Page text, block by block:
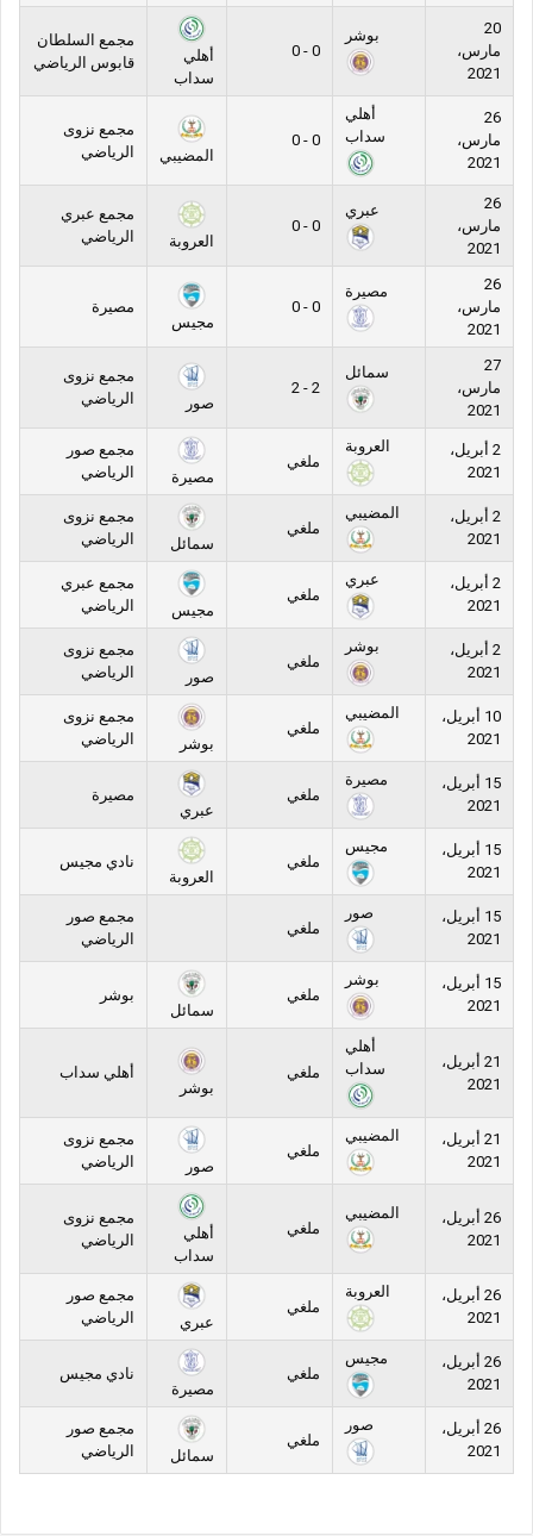
20
مارس،
2021
بوشر
0 - 0
أهلي
سداب
مجمع السلطان
قابوس الرياضي
26
مارس،
2021
أهلي
سداب
0 - 0
المضيبي
مجمع نزوى
الرياضي
26
مارس،
2021
عبري
0 - 0
العروبة
مجمع عبري
الرياضي
26
مارس،
2021
مصيرة
0 - 0
مجيس
مصيرة
27
مارس،
2021
سمائل
2 - 2
صور
مجمع نزوى
الرياضي
2 أبريل،
2021
العروبة
ملغي
مصيرة
مجمع صور
الرياضي
2 أبريل،
2021
المضيبي
ملغي
سمائل
مجمع نزوى
الرياضي
2 أبريل،
2021
عبري
ملغي
مجيس
مجمع عبري
الرياضي
2 أبريل،
2021
بوشر
ملغي
صور
مجمع نزوى
الرياضي
10 أبريل،
2021
المضيبي
ملغي
بوشر
مجمع نزوى
الرياضي
15 أبريل،
2021
مصيرة
ملغي
عبري
مصيرة
15 أبريل،
2021
مجيس
ملغي
العروبة
نادي مجيس
15 أبريل،
2021
صور
ملغي
مجمع صور
الرياضي
15 أبريل،
2021
بوشر
ملغي
سمائل
بوشر
21 أبريل،
2021
أهلي
سداب
ملغي
بوشر
أهلي سداب
21 أبريل،
2021
المضيبي
ملغي
صور
مجمع نزوى
الرياضي
26 أبريل،
2021
المضيبي
ملغي
أهلي
سداب
مجمع نزوى
الرياضي
26 أبريل،
2021
العروبة
ملغي
عبري
مجمع صور
الرياضي
26 أبريل،
2021
مجيس
ملغي
مصيرة
نادي مجيس
26 أبريل،
2021
صور
ملغي
سمائل
مجمع صور
الرياضي